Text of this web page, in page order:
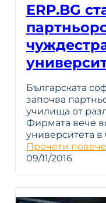
ERP.BG
Българската
започва
училища от
Фирмата вече
университета
Прочети повече
09/11/2016